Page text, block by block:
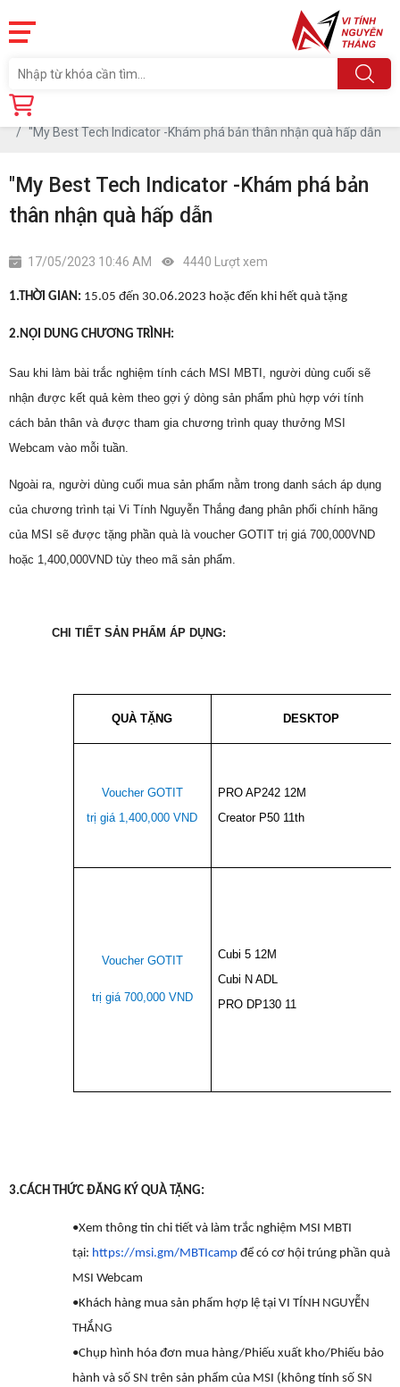
Trang chủ
"My Best Tech Indicator -Khám phá bản thân nhận quà hấp dẫn
"My Best Tech Indicator -Khám phá bản
thân nhận quà hấp dẫn
17/05/2023 10:46 AM 4440 Lượt xem
1.THỜI GIAN: 15.05 đến 30.06.2023 hoặc đến khi hết quà tặng
2.NỘI DUNG CHƯƠNG TRÌNH:
Sau khi làm bài trắc nghiệm tính cách MSI MBTI, người dùng cuối sẽ
nhận được kết quả kèm theo gợi ý dòng sản phẩm phù hợp với tính
cách bản thân và được tham gia chương trình quay thưởng MSI
Webcam vào mỗi tuần.
Ngoài ra, người dùng cuối mua sản phẩm nằm trong danh sách áp dụng
của chương trình tại Vi Tính Nguyễn Thắng đang phân phối chính hãng
của MSI sẽ được tặng phần quà là voucher GOTIT trị giá 700,000VND
hoặc 1,400,000VND tùy theo mã sản phẩm.
CHI TIẾT SẢN PHẨM ÁP DỤNG:
QUÀ TẶNG DESKTOP
Voucher GOTIT
trị giá 1,400,000 VND
PRO AP242 12M
Creator P50 11th
Voucher GOTIT
trị giá 700,000 VND
Cubi 5 12M
Cubi N ADL
PRO DP130 11
3.CÁCH THỨC ĐĂNG KÝ QUÀ TẶNG:
•Xem thông tin chi tiết và làm trắc nghiệm MSI MBTI
tại: https://msi.gm/MBTIcamp để có cơ hội trúng phần quà
MSI Webcam
•Khách hàng mua sản phẩm hợp lệ tại VI TÍNH NGUYỄN
THẮNG
•Chụp hình hóa đơn mua hàng/Phiếu xuất kho/Phiếu bảo
hành và số SN trên sản phẩm của MSI (không tính số SN